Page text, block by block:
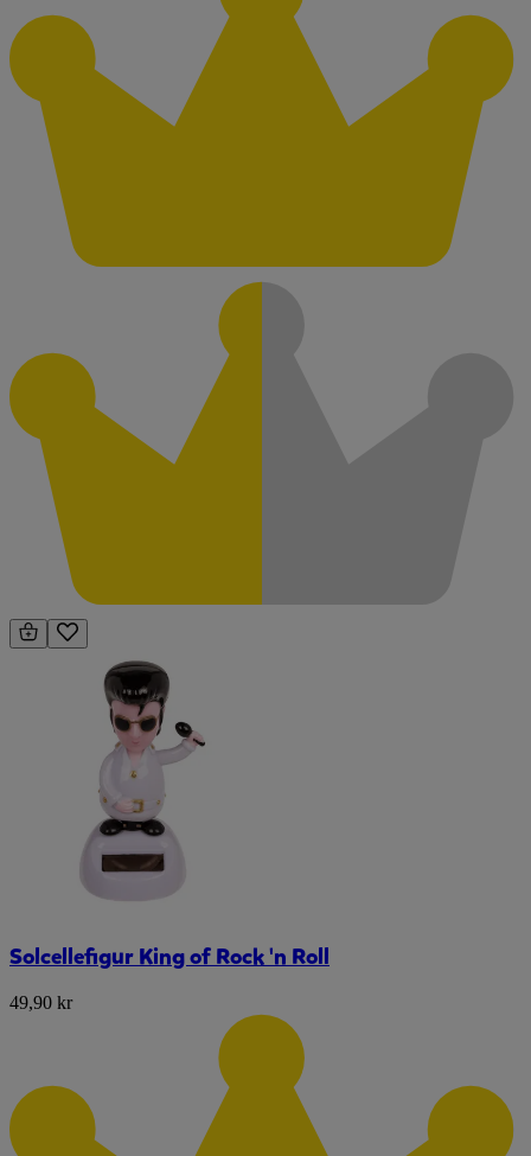
Solcellefigur King of Rock 'n Roll
49,90 kr